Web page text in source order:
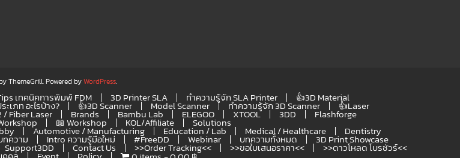
ThemeGrill. Powered byWordPress.
เทคนิคการพิมพ์ FDM 3D Printer SLA ทำความรู้จัก SLA Printer 👍3D Material
ะเภท อะไรบ้าง? 👍3D Scanner Model Scanner ทำความรู้จัก 3D Scanner 👍Laser
/ Fiber Laser Brands Bambu Lab ELEGOO XTOOL 3DD Flashforge
📖 Workshop KOL/Affiliate Solutions
Automotive / Manufacturing Education / Lab Medical / Healthcare Dentistry
ทความ Intro ความรู้มือใหม่ #FreeDD Webinar บทความทั้งหมด 3D Print Showcase
Support3DD Contact Us >>Order Tracking<< >>ขอใบเสนอราคา<< >>ดาวโหลด โบรชัวร์<<